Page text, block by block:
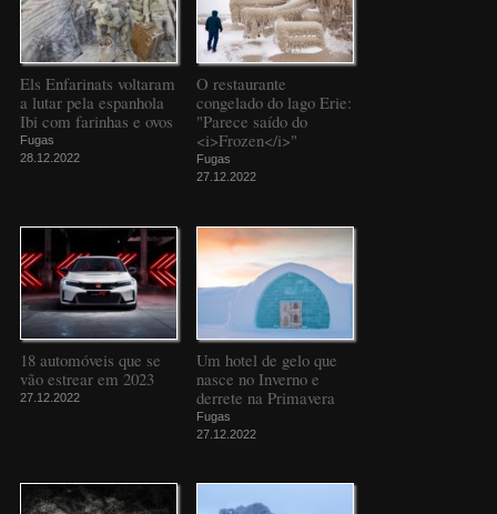
Els Enfarinats voltaram
a lutar pela espanhola
Ibi com farinhas e ovos
Fugas
28.12.2022
O restaurante
congelado do lago Erie:
"Parece saído do
<i>Frozen</i>"
Fugas
27.12.2022
18 automóveis que se
vão estrear em 2023
27.12.2022
Um hotel de gelo que
nasce no Inverno e
derrete na Primavera
Fugas
27.12.2022